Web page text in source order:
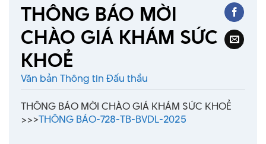
THÔNG BÁO MỜI
CHÀO GIÁ KHÁM SỨC
KHOẺ
Văn bản Thông tin Đấu thầu
THÔNG BÁO MỜI CHÀO GIÁ KHÁM SỨC KHOẺ
>>>THÔNG BÁO-728-TB-BVDL-2025